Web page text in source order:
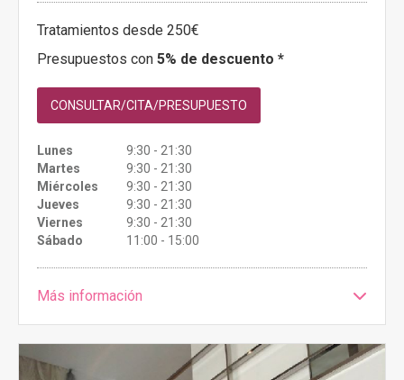
Tratamientos desde 250€
Presupuestos con 5% de descuento *
CONSULTAR/CITA/PRESUPUESTO
Lunes
9:30 - 21:30
Martes
9:30 - 21:30
Miércoles
9:30 - 21:30
Jueves
9:30 - 21:30
Viernes
9:30 - 21:30
Sábado
11:00 - 15:00
Más información